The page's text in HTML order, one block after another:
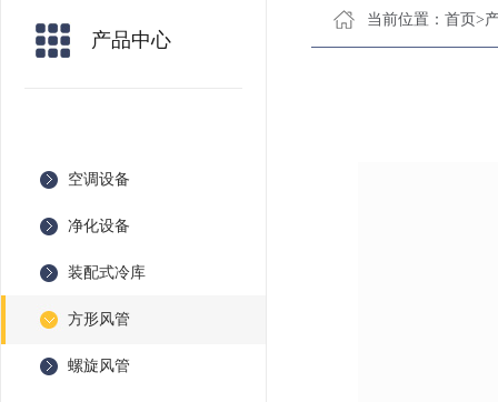
产品中心
空调设备
净化设备
装配式冷库
方形风管
螺旋风管
当前位置： 首页>